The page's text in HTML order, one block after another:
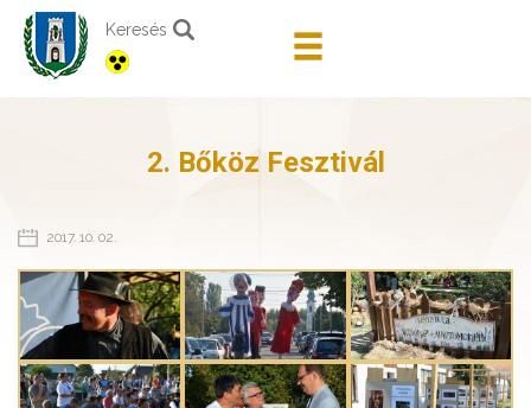
Keresés
2. Bőköz Fesztivál
2017. 10. 02.